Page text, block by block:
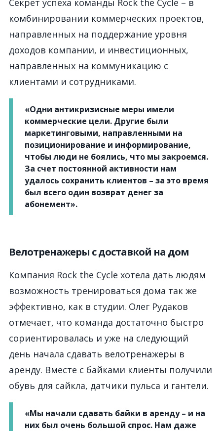
Секрет успеха команды Rock the Cycle – в
комбинировании коммерческих проектов,
направленных на поддержание уровня
доходов компании, и инвестиционных,
направленных на коммуникацию с
клиентами и сотрудниками.
«Одни антикризисные меры имели
коммерческие цели. Другие были
маркетинговыми, направленными на
позиционирование и информирование,
чтобы люди не боялись, что мы закроемся.
За счет постоянной активности нам
удалось сохранить клиентов – за это время
был всего один возврат денег за
абонемент».
Велотренажеры с доставкой на дом
Компания Rock the Cycle хотела дать людям
возможность тренироваться дома так же
эффективно, как в студии. Олег Рудаков
отмечает, что команда достаточно быстро
сориентировалась и уже на следующий
день начала сдавать велотренажеры в
аренду. Вместе с байками клиенты получили
обувь для сайкла, датчики пульса и гантели.
«Мы начали сдавать байки в аренду – и на
них был очень большой спрос. Нам даже